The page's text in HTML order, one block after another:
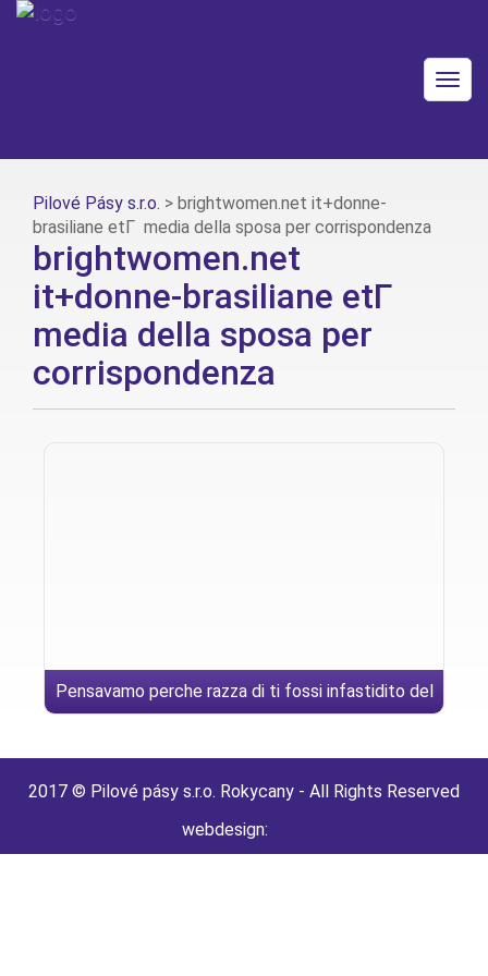
Pilové Pásy s.r.o. > brightwomen.net it+donne-
brasiliane etГ media della sposa per corrispondenza
brightwomen.net
it+donne-brasiliane etГ
media della sposa per
corrispondenza
Pensavamo perche razza di ti fossi infastidito del
2017 © Pilové pásy s.r.o. Rokycany - All Rights Reserved
webdesign: